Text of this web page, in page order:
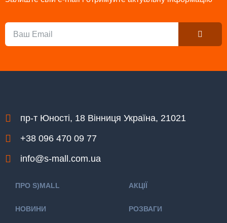
Email Submit
пр-т Юності, 18 Вінниця Україна, 21021
+38 096 470 09 77
info@s-mall.com.ua
ПРО S)MALL
НОВИНИ
АКЦІЇ
РОЗВАГИ